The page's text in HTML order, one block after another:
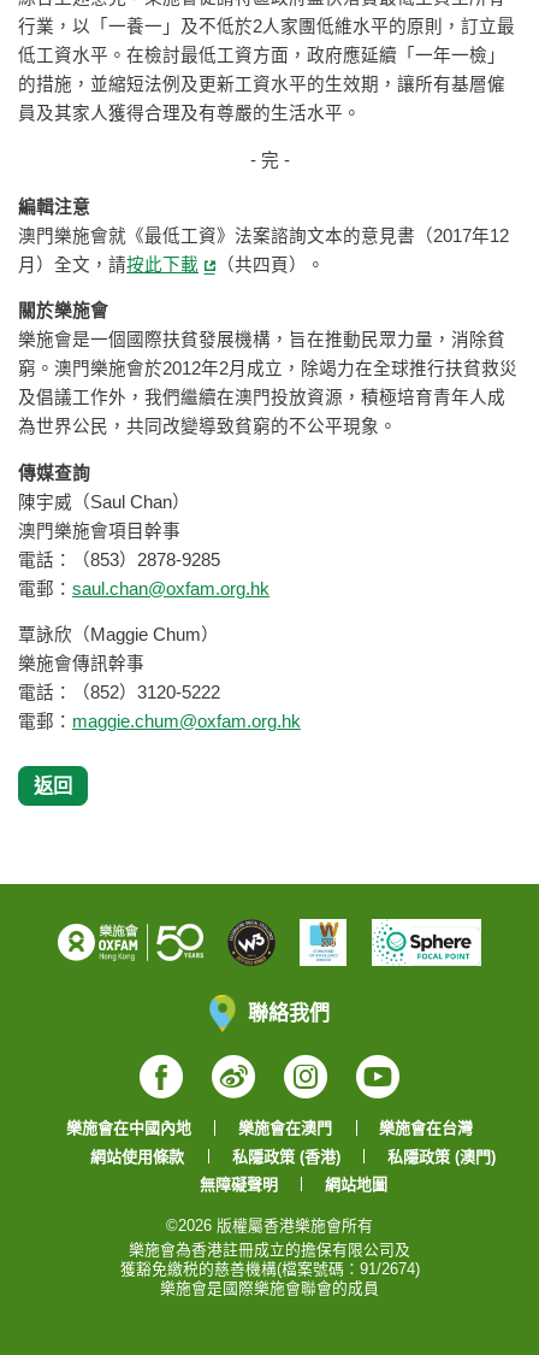
行業，以「一養一」及不低於2人家團低維水平的原則，訂立最
低工資水平。在檢討最低工資方面，政府應延續「一年一檢」
的措施，並縮短法例及更新工資水平的生效期，讓所有基層僱
員及其家人獲得合理及有尊嚴的生活水平。
- 完 -
編輯注意
澳門樂施會就《最低工資》法案諮詢文本的意見書（2017年12
月）全文，請按此下載 （共四頁）。
關於樂施會
樂施會是一個國際扶貧發展機構，旨在推動民眾力量，消除貧
窮。澳門樂施會於2012年2月成立，除竭力在全球推行扶貧救災
及倡議工作外，我們繼續在澳門投放資源，積極培育青年人成
為世界公民，共同改變導致貧窮的不公平現象。
傳媒查詢
陳宇威（Saul Chan）
澳門樂施會項目幹事
電話：（853）2878-9285
電郵： saul.chan@oxfam.org.hk
覃詠欣（Maggie Chum）
樂施會傳訊幹事
電話：（852）3120-5222
電郵： maggie.chum@oxfam.org.hk
返回
聯絡我們
Facebook
WeiboInstagram
YouTube
樂施會在中國內地 樂施會在澳門
樂施會在台灣
網站使用條款
私隱政策 (香港)
私隱政策 (澳門)
無障礙聲明
網站地圖
©2026 版權屬香港樂施會所有
樂施會為香港註冊成立的擔保有限公司及
獲豁免繳税的慈善機構(檔案號碼：91/2674)
樂施會是國際樂施會聯會的成員